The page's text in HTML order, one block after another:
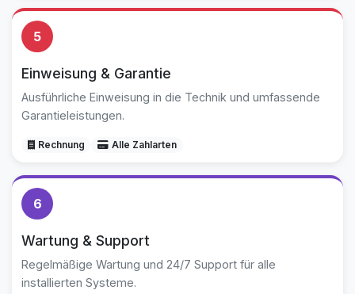
5
Einweisung & Garantie
Ausführliche Einweisung in die Technik und umfassende
Garantieleistungen.
Rechnung Alle Zahlarten
6
Wartung & Support
Regelmäßige Wartung und 24/7 Support für alle
installierten Systeme.